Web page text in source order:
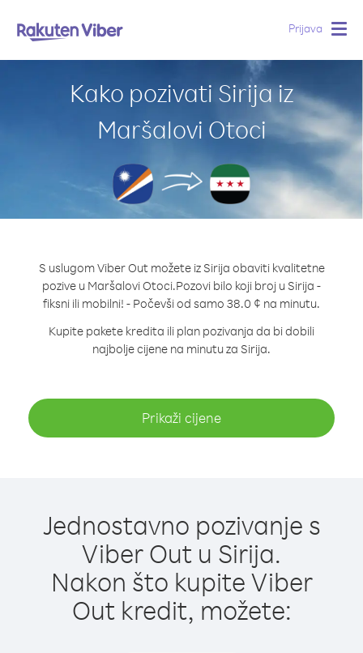
Prijava
Kako pozivati Sirija iz
Maršalovi Otoci
S uslugom Viber Out možete iz Sirija obaviti kvalitetne
pozive u Maršalovi Otoci.Pozovi bilo koji broj u Sirija -
fiksni ili mobilni! - Počevši od samo 38.0 ¢ na minutu.
Kupite pakete kredita ili plan pozivanja da bi dobili
najbolje cijene na minutu za Sirija.
Prikaži cijene
Jednostavno pozivanje s
Viber Out u Sirija.
Nakon što kupite Viber
Out kredit, možete: